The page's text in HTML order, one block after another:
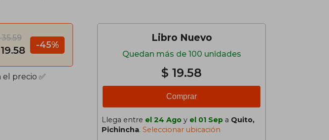
-45%
precio ✅
Libro Nuevo
Quedan más de 100 unidades
$ 19.58
Comprar
Llega entre el 24 Ago y el 01 Sep a Quito,
Pichincha. Seleccionar ubicación